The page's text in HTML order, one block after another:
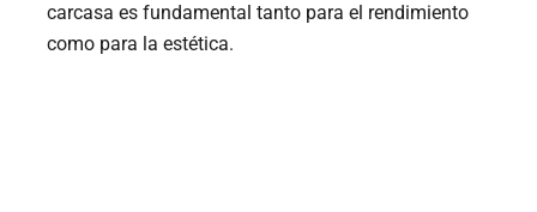
carcasa es fundamental tanto para el rendimiento
como para la estética.